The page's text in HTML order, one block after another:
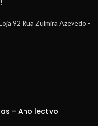
92 Rua Zulmira Azevedo -
– Ano lectivo